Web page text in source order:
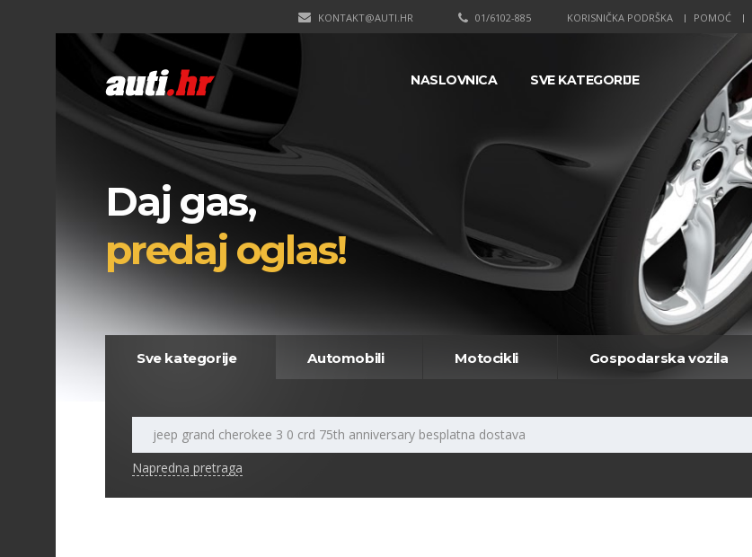
KORISNIČKA PODRŠKA POMOĆ
01/6102-885
KONTAKT@AUTI.HR
NASLOVNICA SVE KATEGORIJE
Daj gas,
predaj oglas!
Sve kategorije Automobili Motocikli Gospodarska vozila
Napredna pretraga